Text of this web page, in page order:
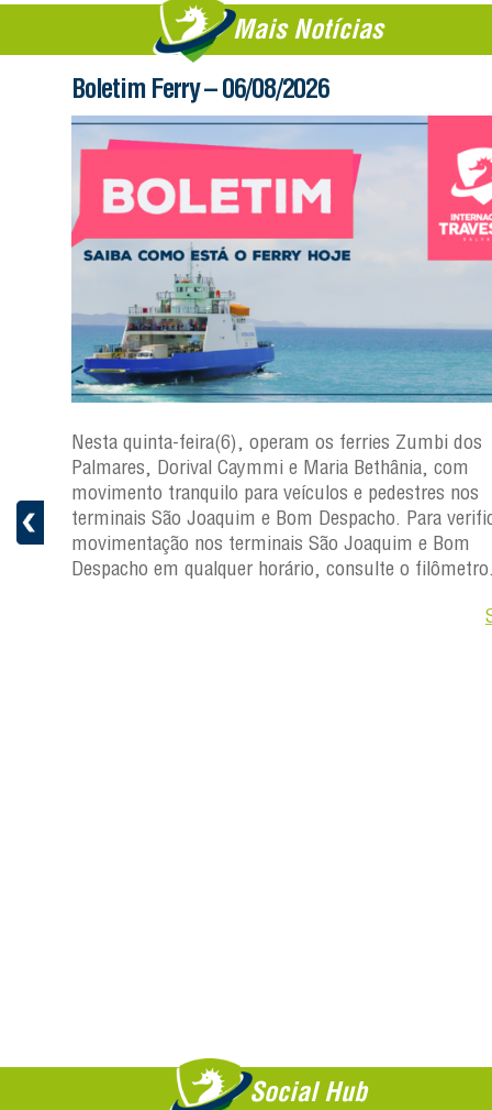
Mais Notícias
Boletim Ferry – 06/08/2026
Nesta quinta-feira(6), operam os ferries Zumbi dos
Palmares, Dorival Caymmi e Maria Bethânia, com
movimento tranquilo para veículos e pedestres nos
terminais São Joaquim e Bom Despacho. Para
movimentação nos terminais São Joaquim e Bom
Despacho em qualquer horário, consulte o
Social Hub